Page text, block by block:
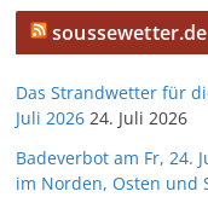
soussewetter.de
Das Strandwetter für
Juli 2026 24. Juli 2026
Badeverbot am Fr, 24.
im Norden, Osten und